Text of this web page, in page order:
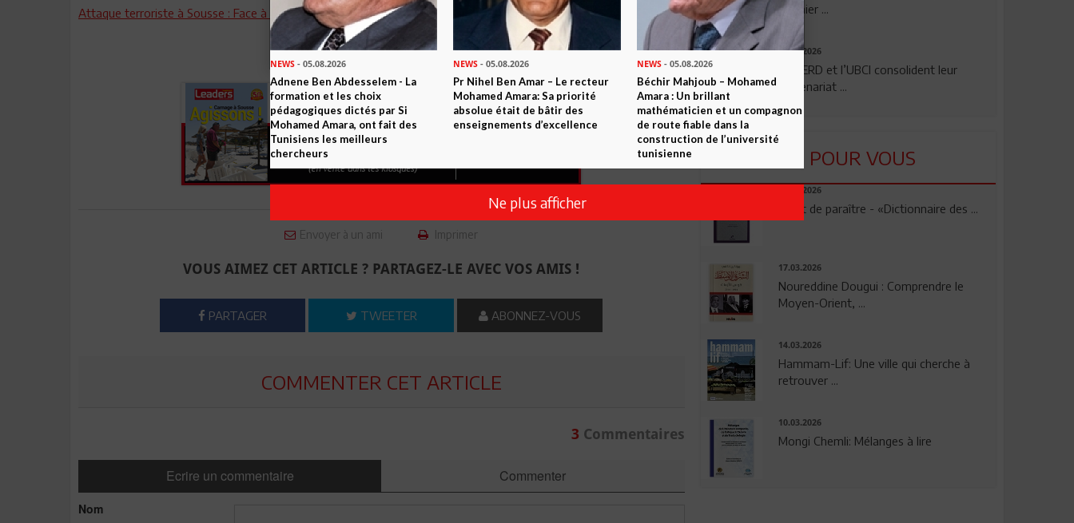
Attaque terroriste à Sousse : Face à la terreur, raison garder
Envoyer à un ami Imprimer
VOUS AIMEZ CET ARTICLE ? PARTAGEZ-LE AVEC VOS AMIS !
PARTAGER TWEETER ABONNEZ-VOUS
COMMENTER CET ARTICLE
3 Commentaires
Ecrire un commentaire Commenter
Nom
premier ...
24.07.2026
La BERD et l’UBCI consolident leur
partenariat ...
LU POUR VOUS
23.04.2026
Vient de paraître - «Dictionnaire des ...
17.03.2026
Noureddine Dougui : Comprendre le
Moyen-Orient, ...
14.03.2026
Hammam-Lif: Une ville qui cherche à
retrouver ...
10.03.2026
Mongi Chemli: Mélanges à lire
NEWS - 05.08.2026
Adnene Ben Abdesselem - La
formation et les choix
pédagogiques dictés par Si
Mohamed Amara, ont fait des
Tunisiens les meilleurs
chercheurs
NEWS - 05.08.2026
Pr Nihel Ben Amar – Le recteur
Mohamed Amara: Sa priorité
absolue était de bâtir des
enseignements d’excellence
NEWS- 05.08.2026
Béchir Mahjoub – Mohamed
Amara : Un brillant
mathématicien et un compagnon
de route fiable dans la
construction de l’université
tunisienne
Ne plus afficher